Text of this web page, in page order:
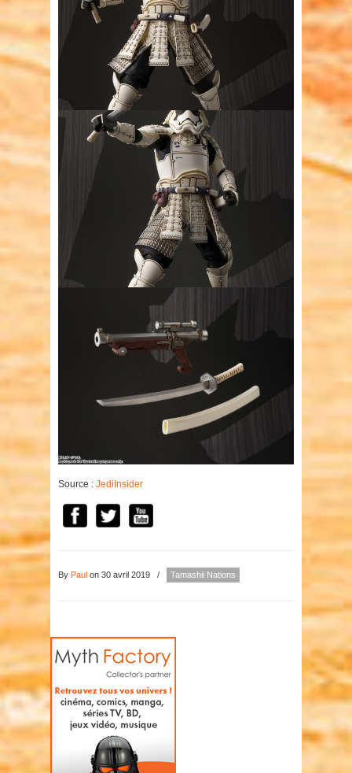
Source : JediInsider
By Paul on 30 avril 2019 / Tamashii Nations